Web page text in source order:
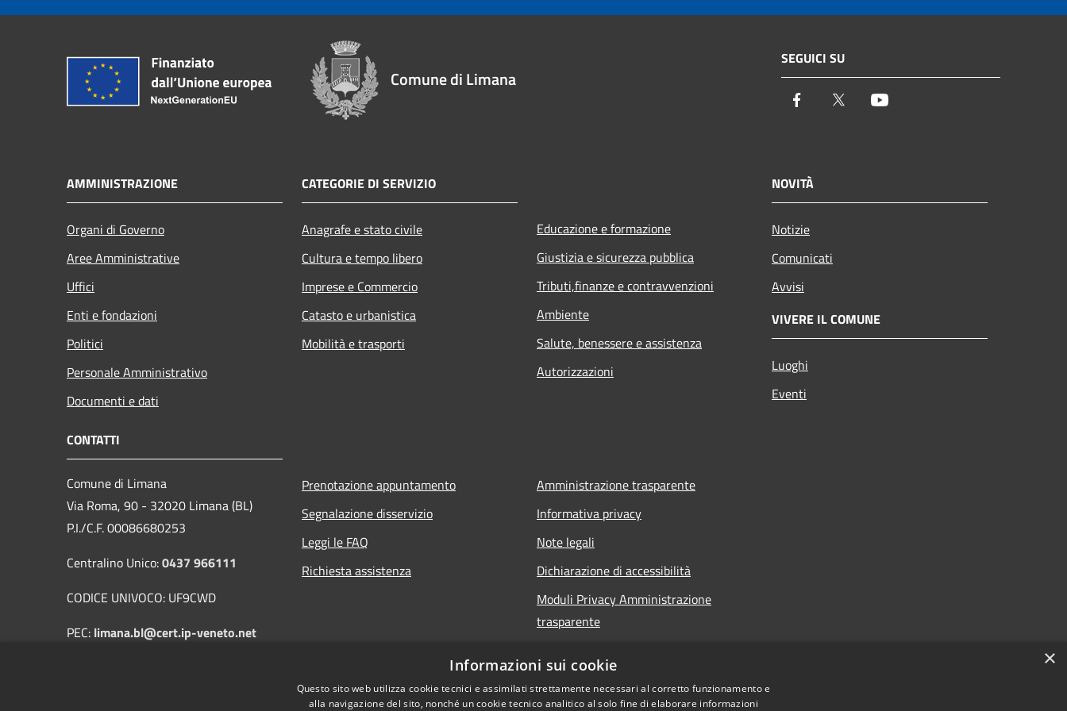
Comune di Limana
SEGUICI SU
Facebook Twitter
AMMINISTRAZIONE
Organi di Governo
Aree Amministrative
Uffici
Enti e fondazioni
Politici
Personale Amministrativo
Documenti e dati
CATEGORIE DI SERVIZIO
Anagrafe e stato civile
Cultura e tempo libero
Imprese e Commercio
Catasto e urbanistica
Mobilità e trasporti
Educazione e formazione
Giustizia e sicurezza pubblica
Tributi,finanze e contravvenzioni
Ambiente
Salute, benessere e assistenza
Autorizzazioni
NOVITÀ
Notizie
Comunicati
Avvisi
VIVERE IL COMUNE
Luoghi
Eventi
CONTATTI
Comune di Limana
Via Roma, 90 - 32020 Limana (BL)
P.I./C.F. 00086680253
Centralino Unico:0437 966111
CODICE UNIVOCO: UF9CWD
PEC: limana.bl@cert.ip-veneto.net
Prenotazione appuntamento
Segnalazione disservizio
Leggi le FAQ
Richiesta assistenza
Amministrazione trasparente
Informativa privacy
Note legali
Dichiarazione di accessibilità
Moduli Privacy Amministrazione
trasparente
×
Informazioni sui cookie
Questo sito web utilizza cookie tecnici e assimilati strettamente necessari al corretto funzionamento e
alla navigazione del sito, nonché un cookie tecnico analitico al solo fine di elaborare informazioni